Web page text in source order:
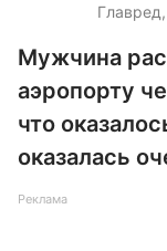
Мужчина
аэропорту
что
оказалась
Реклама